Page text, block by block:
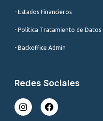
- Estados Financieros
- Política Tratamiento de Datos
- Backoffice Admin
Redes Sociales
I
n
F
a